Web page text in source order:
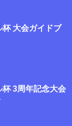
大会ガイドブ
3周年記念大会